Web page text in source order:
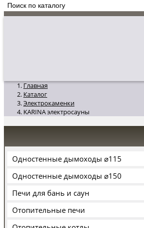
Главная
Каталог
Электрокаменки
KARINA электросауны
Одностенные дымоходы ⌀115
Одностенные дымоходы ⌀150
Печи для бань и саун
Отопительные печи